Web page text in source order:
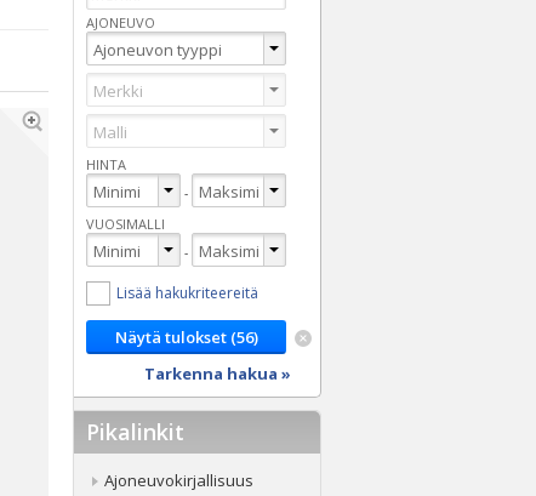
AJONEUVO
HINTA
-
VUOSIMALLI
-
Lisää hakukriteereitä
Tarkenna hakua »
Pikalinkit
Ajoneuvokirjallisuus